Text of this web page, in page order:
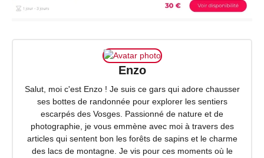
Enzo
Salut, moi c'est Enzo ! Je suis ce gars qui adore chausser
ses bottes de randonnée pour explorer les sentiers
escarpés des Vosges. Passionné de nature et de
photographie, je vous emmène avec moi à travers des
articles qui sentent bon les forêts de sapins et le charme
des lacs de montagne. Je vis pour ces moments où le